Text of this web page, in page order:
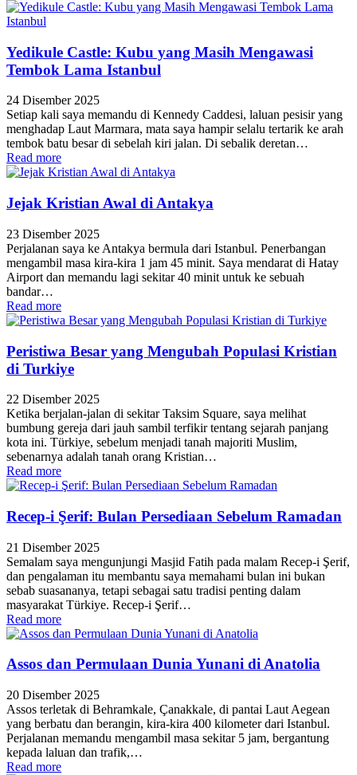
Yedikule Castle: Kubu yang Masih Mengawasi
Tembok Lama Istanbul
24 Disember 2025
Setiap kali saya memandu di Kennedy Caddesi, laluan pesisir yang
menghadap Laut Marmara, mata saya hampir selalu tertarik ke arah
tembok batu besar di sebelah kiri jalan. Di sebalik deretan…
Read more
Jejak Kristian Awal di Antakya
23 Disember 2025
Perjalanan saya ke Antakya bermula dari Istanbul. Penerbangan
mengambil masa kira-kira 1 jam 45 minit. Saya mendarat di Hatay
Airport dan memandu lagi sekitar 40 minit untuk ke sebuah
bandar…
Read more
Peristiwa Besar yang Mengubah Populasi Kristian
di Turkiye
22 Disember 2025
Ketika berjalan-jalan di sekitar Taksim Square, saya melihat
bumbung gereja dari jauh sambil terfikir tentang sejarah panjang
kota ini. Türkiye, sebelum menjadi tanah majoriti Muslim,
sebenarnya adalah tanah orang Kristian…
Read more
Recep-i Şerif: Bulan Persediaan Sebelum Ramadan
21 Disember 2025
Semalam saya mengunjungi Masjid Fatih pada malam Recep-i Şerif,
dan pengalaman itu membantu saya memahami bulan ini bukan
sebab suasananya, tetapi sebagai satu tradisi penting dalam
masyarakat Türkiye. Recep-i Şerif…
Read more
Assos dan Permulaan Dunia Yunani di Anatolia
20 Disember 2025
Assos terletak di Behramkale, Çanakkale, di pantai Laut Aegean
yang berbatu dan berangin, kira-kira 400 kilometer dari Istanbul.
Perjalanan memandu mengambil masa sekitar 5 jam, bergantung
kepada laluan dan trafik,…
Read more